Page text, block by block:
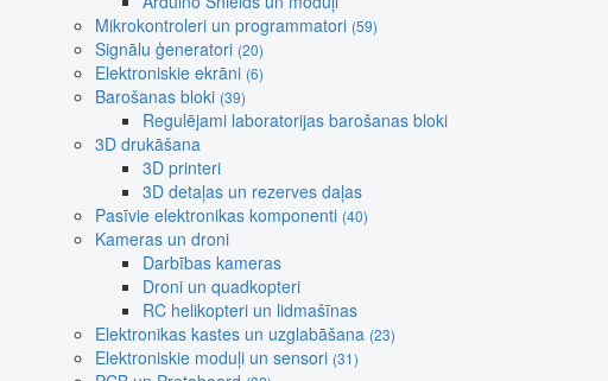
Mikrokontroleri un programmatori (59)
Signālu ģeneratori (20)
Elektroniskie ekrāni (6)
Barošanas bloki (39)
Regulējami laboratorijas barošanas bloki
3D drukāšana
3D printeri
3D detaļas un rezerves daļas
Pasīvie elektronikas komponenti (40)
Kameras un droni
Darbības kameras
Droni un quadkopteri
RC helikopteri un lidmašīnas
Elektronikas kastes un uzglabāšana (23)
Elektroniskie moduļi un sensori (31)